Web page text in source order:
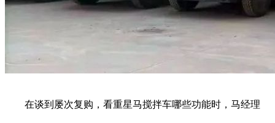
在谈到屡次复购，看重星马搅拌车哪些功能时，马经理